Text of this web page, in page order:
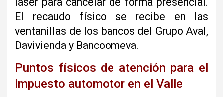
El recaudo físico se recibe en las
ventanillas de los bancos del Grupo Aval,
Davivienda y Bancoomeva.
Puntos físicos de atención para el
impuesto automotor en el Valle